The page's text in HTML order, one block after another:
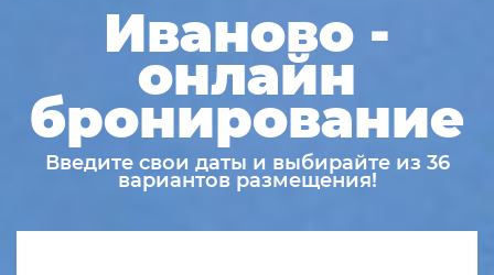
Иваново -
онлайн
бронирование
Введите свои даты и выбирайте из 36
вариантов размещения!